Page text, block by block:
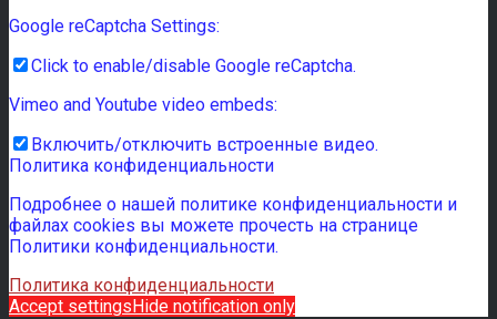
Google reCaptcha Settings:
Click to enable/disable Google reCaptcha.
Vimeo and Youtube video embeds:
Включить/отключить встроенные видео.
Политика конфиденциальности
Подробнее о нашей политике конфиденциальности и
файлах cookies вы можете прочесть на странице
Политики конфиденциальности.
Политика конфиденциальности
Accept settingsHide notification only